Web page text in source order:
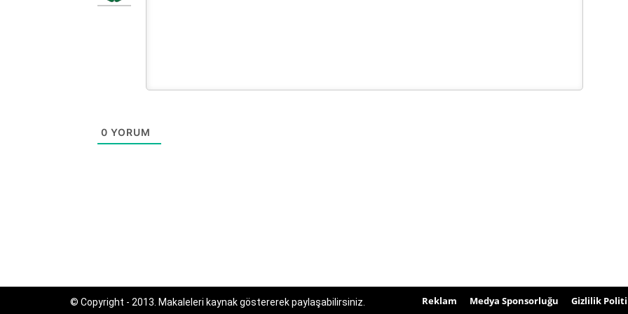
0 YORUM
© Copyright - 2013. Makaleleri kaynak göstererek paylaşabilirsiniz. Reklam Medya Sponsorluğu Gizlilik